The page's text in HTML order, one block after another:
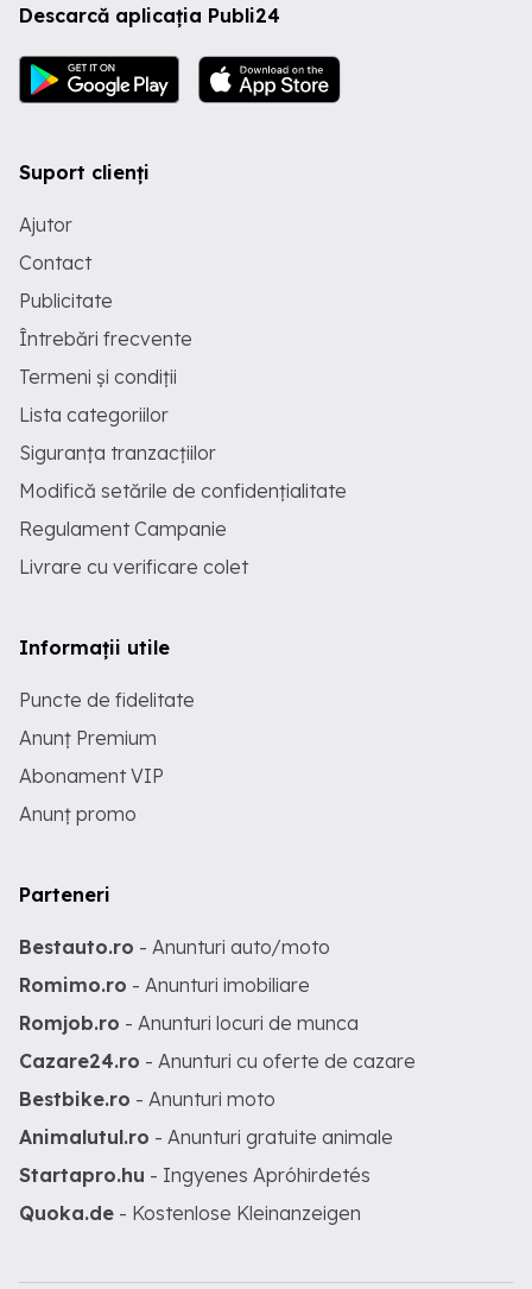
Descarcă aplicația Publi24
Suport clienți
Ajutor
Contact
Publicitate
Întrebări frecvente
Termeni și condiții
Lista categoriilor
Siguranța tranzacțiilor
Modifică setările de confidențialitate
Regulament Campanie
Livrare cu verificare colet
Informații utile
Puncte de fidelitate
Anunț Premium
Abonament VIP
Anunț promo
Parteneri
Bestauto.ro - Anunturi auto/moto
Romimo.ro - Anunturi imobiliare
Romjob.ro - Anunturi locuri de munca
Cazare24.ro - Anunturi cu oferte de cazare
Bestbike.ro - Anunturi moto
Animalutul.ro - Anunturi gratuite animale
Startapro.hu - Ingyenes Apróhirdetés
Quoka.de - Kostenlose Kleinanzeigen